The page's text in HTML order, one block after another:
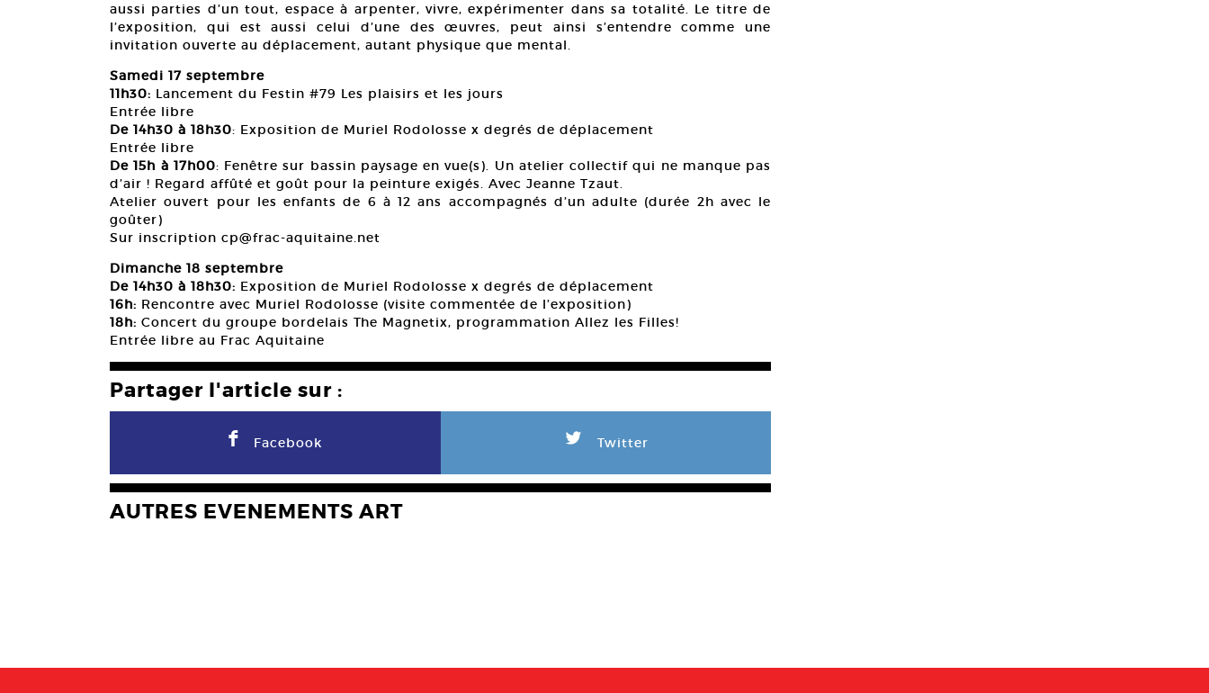
aussi parties d’un tout, espace à arpenter, vivre, expérimenter dans sa totalité. Le titre de
l’exposition, qui est aussi celui d’une des œuvres, peut ainsi s’entendre comme une
invitation ouverte au déplacement, autant physique que mental.
Samedi 17 septembre
11h30: Lancement du Festin #79 Les plaisirs et les jours
Entrée libre
De 14h30 à 18h30: Exposition de Muriel Rodolosse x degrés de déplacement
Entrée libre
De 15h à 17h00: Fenêtre sur bassin paysage en vue(s). Un atelier collectif qui ne manque pas
d’air ! Regard affûté et goût pour la peinture exigés. Avec Jeanne Tzaut.
Atelier ouvert pour les enfants de 6 à 12 ans accompagnés d’un adulte (durée 2h avec le
goûter)
Sur inscription cp@frac-aquitaine.net
Dimanche 18 septembre
De 14h30 à 18h30: Exposition de Muriel Rodolosse x degrés de déplacement
16h: Rencontre avec Muriel Rodolosse (visite commentée de l’exposition)
18h: Concert du groupe bordelais The Magnetix, programmation Allez les Filles!
Entrée libre au Frac Aquitaine
Partager l'article sur :
F Facebook L Twitter
AUTRES EVENEMENTS ART